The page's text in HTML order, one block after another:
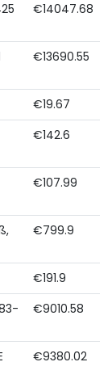
€14047.68
€13690.55
€19.67
€142.6
€107.99
€799.9
€191.9
€9010.58
€9380.02